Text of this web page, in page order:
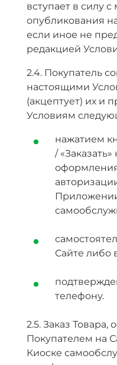
вступает в силу
опубликования
если иное не
редакцией
2.4. Покупатель
настоящими
(акцептует) их и
Условиям
нажатием
/
Сайте либо
телефону.
2.5. Заказ
Покупателем на
Киоске